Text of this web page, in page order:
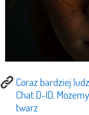
Coraz bardziej
Chat D-ID.
twarz